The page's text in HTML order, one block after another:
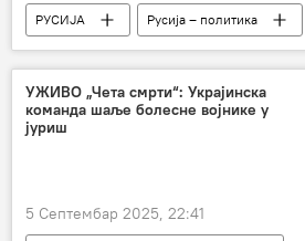
РУСИЈА Русија – политика
Кина
Русија
УЖИВО „Чета смрти“: Украјинска
команда шаље болесне војнике у
јуриш
5 Септембар 2025, 22:41